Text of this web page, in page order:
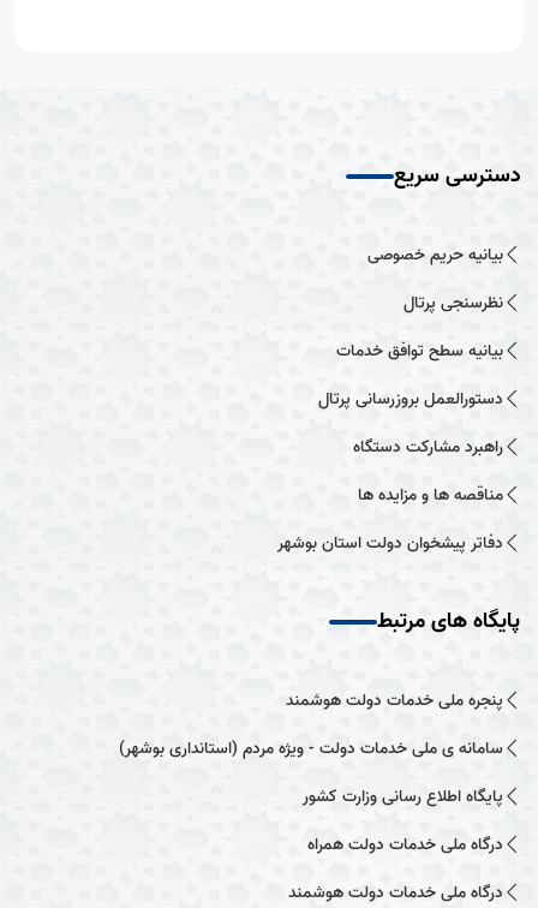
دسترسی سریع
بیانیه حریم خصوصی
نظرسنجی پرتال
بیانیه سطح توافق خدمات
دستورالعمل بروزرسانی پرتال
راهبرد مشارکت دستگاه
مناقصه ها و مزایده ها
دفاتر پیشخوان دولت استان بوشهر
پایگاه های مرتبط
پنجره ملی خدمات دولت هوشمند
سامانه ی ملی خدمات دولت - ویژه مردم (استانداری بوشهر)
پایگاه اطلاع رسانی وزارت کشور
درگاه ملی خدمات دولت همراه
درگاه ملی خدمات دولت هوشمند